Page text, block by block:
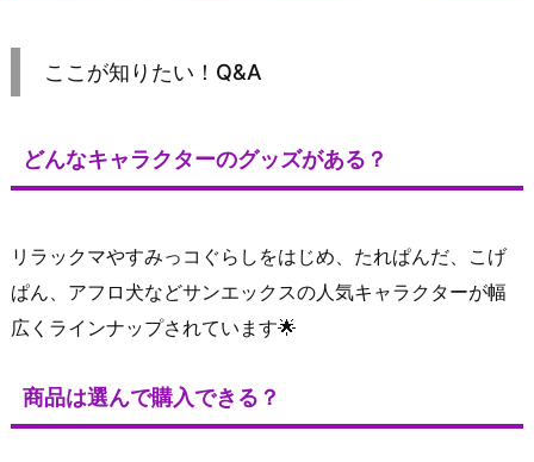
ここが知りたい！Q&A
どんなキャラクターのグッズがある？
リラックマやすみっコぐらしをはじめ、たれぱんだ、こげ
ぱん、アフロ犬などサンエックスの人気キャラクターが幅
広くラインナップされています🌟
商品は選んで購入できる？